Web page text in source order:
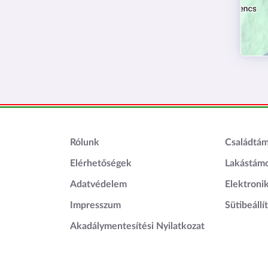
Lábléc1
Rólunk
Elérhetőségek
Adatvédelem
Impresszum
Akadálymentesítési Nyilatkozat